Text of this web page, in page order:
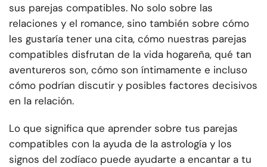
sus parejas compatibles. No solo sobre las
relaciones y el romance, sino también sobre cómo
les gustaría tener una cita, cómo nuestras parejas
compatibles disfrutan de la vida hogareña, qué tan
aventureros son, cómo son íntimamente e incluso
cómo podrían discutir y posibles factores decisivos
en la relación.
Lo que significa que aprender sobre tus parejas
compatibles con la ayuda de la astrología y los
signos del zodíaco puede ayudarte a encantar a tu